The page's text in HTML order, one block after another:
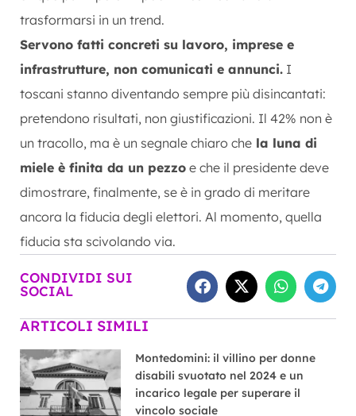
trasformarsi in un trend.
Servono fatti concreti su lavoro, imprese e
infrastrutture, non comunicati e annunci. I
toscani stanno diventando sempre più disincantati:
pretendono risultati, non giustificazioni. Il 42% non è
un tracollo, ma è un segnale chiaro che la luna di
miele è finita da un pezzo e che il presidente deve
dimostrare, finalmente, se è in grado di meritare
ancora la fiducia degli elettori. Al momento, quella
fiducia sta scivolando via.
CONDIVIDI SUI
SOCIAL
ARTICOLI SIMILI
Montedomini: il villino per donne
disabili svuotato nel 2024 e un
incarico legale per superare il
vincolo sociale